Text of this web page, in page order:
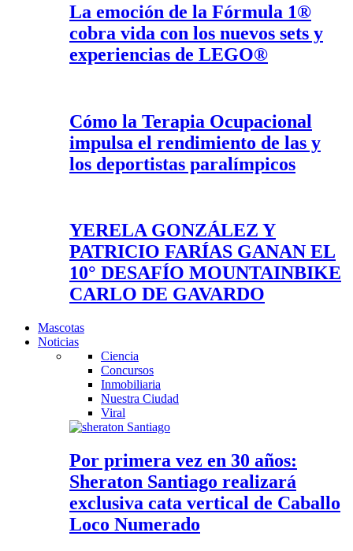
La emoción de la Fórmula 1®
cobra vida con los nuevos sets y
experiencias de LEGO®
Cómo la Terapia Ocupacional
impulsa el rendimiento de las y
los deportistas paralímpicos
YERELA GONZÁLEZ Y
PATRICIO FARÍAS GANAN EL
10° DESAFÍO MOUNTAINBIKE
CARLO DE GAVARDO
Mascotas
Noticias
Ciencia
Concursos
Inmobiliaria
Nuestra Ciudad
Viral
Por primera vez en 30 años:
Sheraton Santiago realizará
exclusiva cata vertical de Caballo
Loco Numerado